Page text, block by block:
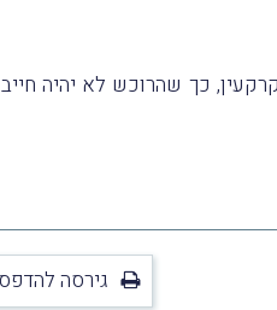
כך שהרוכש לא יהיה
גירסה